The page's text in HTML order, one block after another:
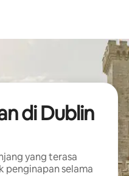
di Dublin
yang terasa
penginapan selama